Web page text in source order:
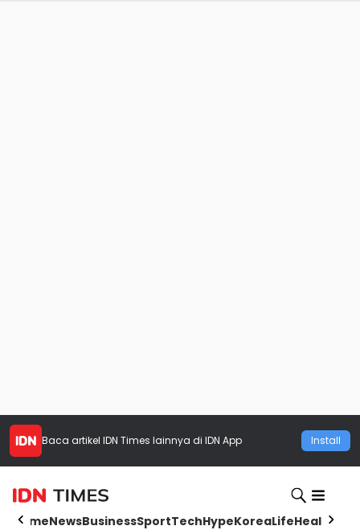
Baca artikel IDN Times lainnya di IDN App Install
HomeNewsBusinessSportTechHypeKoreaLifeHealth